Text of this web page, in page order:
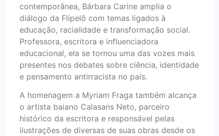
contemporânea, Bárbara Carine amplia o
diálogo da Flipelô com temas ligados à
educação, racialidade e transformação social.
Professora, escritora e influenciadora
educacional, ela se tornou uma das vozes mais
presentes nos debates sobre ciência, identidade
e pensamento antirracista no país.
A homenagem a Myriam Fraga também alcança
o artista baiano Calasans Neto, parceiro
histórico da escritora e responsável pelas
ilustrações de diversas de suas obras desde os